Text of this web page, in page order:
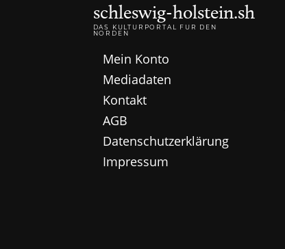
schleswig-holstein.sh
DAS KULTURPORTAL FÜR DEN
NORDEN
Mein Konto
Mediadaten
Kontakt
AGB
Datenschutzerklärung
Impressum